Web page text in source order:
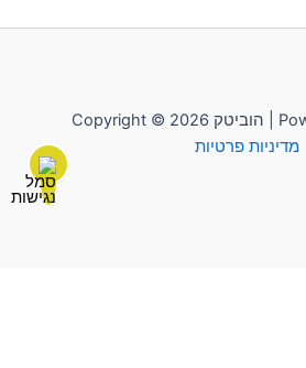
מדיניות פרטיות